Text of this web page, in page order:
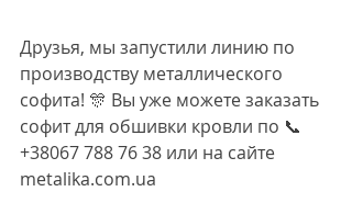
Друзья, мы запустили линию по
производству металлического
софита! 🎊 Вы уже можете заказать
софит для обшивки кровли по 📞
+38067 788 76 38 или на сайте
metalika.com.ua